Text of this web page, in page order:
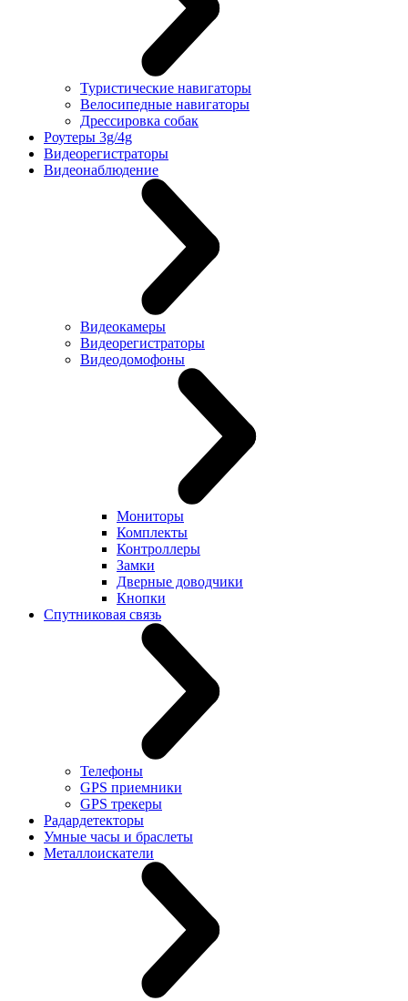
Туристические навигаторы
Велосипедные навигаторы
Дрессировка собак
Роутеры 3g/4g
Видеорегистраторы
Видеонаблюдение
Видеокамеры
Видеорегистраторы
Видеодомофоны
Мониторы
Комплекты
Контроллеры
Замки
Дверные доводчики
Кнопки
Спутниковая связь
Телефоны
GPS приемники
GPS трекеры
Радардетекторы
Умные часы и браслеты
Металлоискатели